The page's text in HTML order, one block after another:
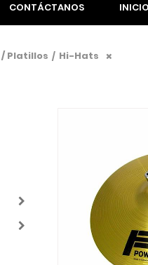
CONTÁCTANOS INICIO
Platillos / Hi-Hats